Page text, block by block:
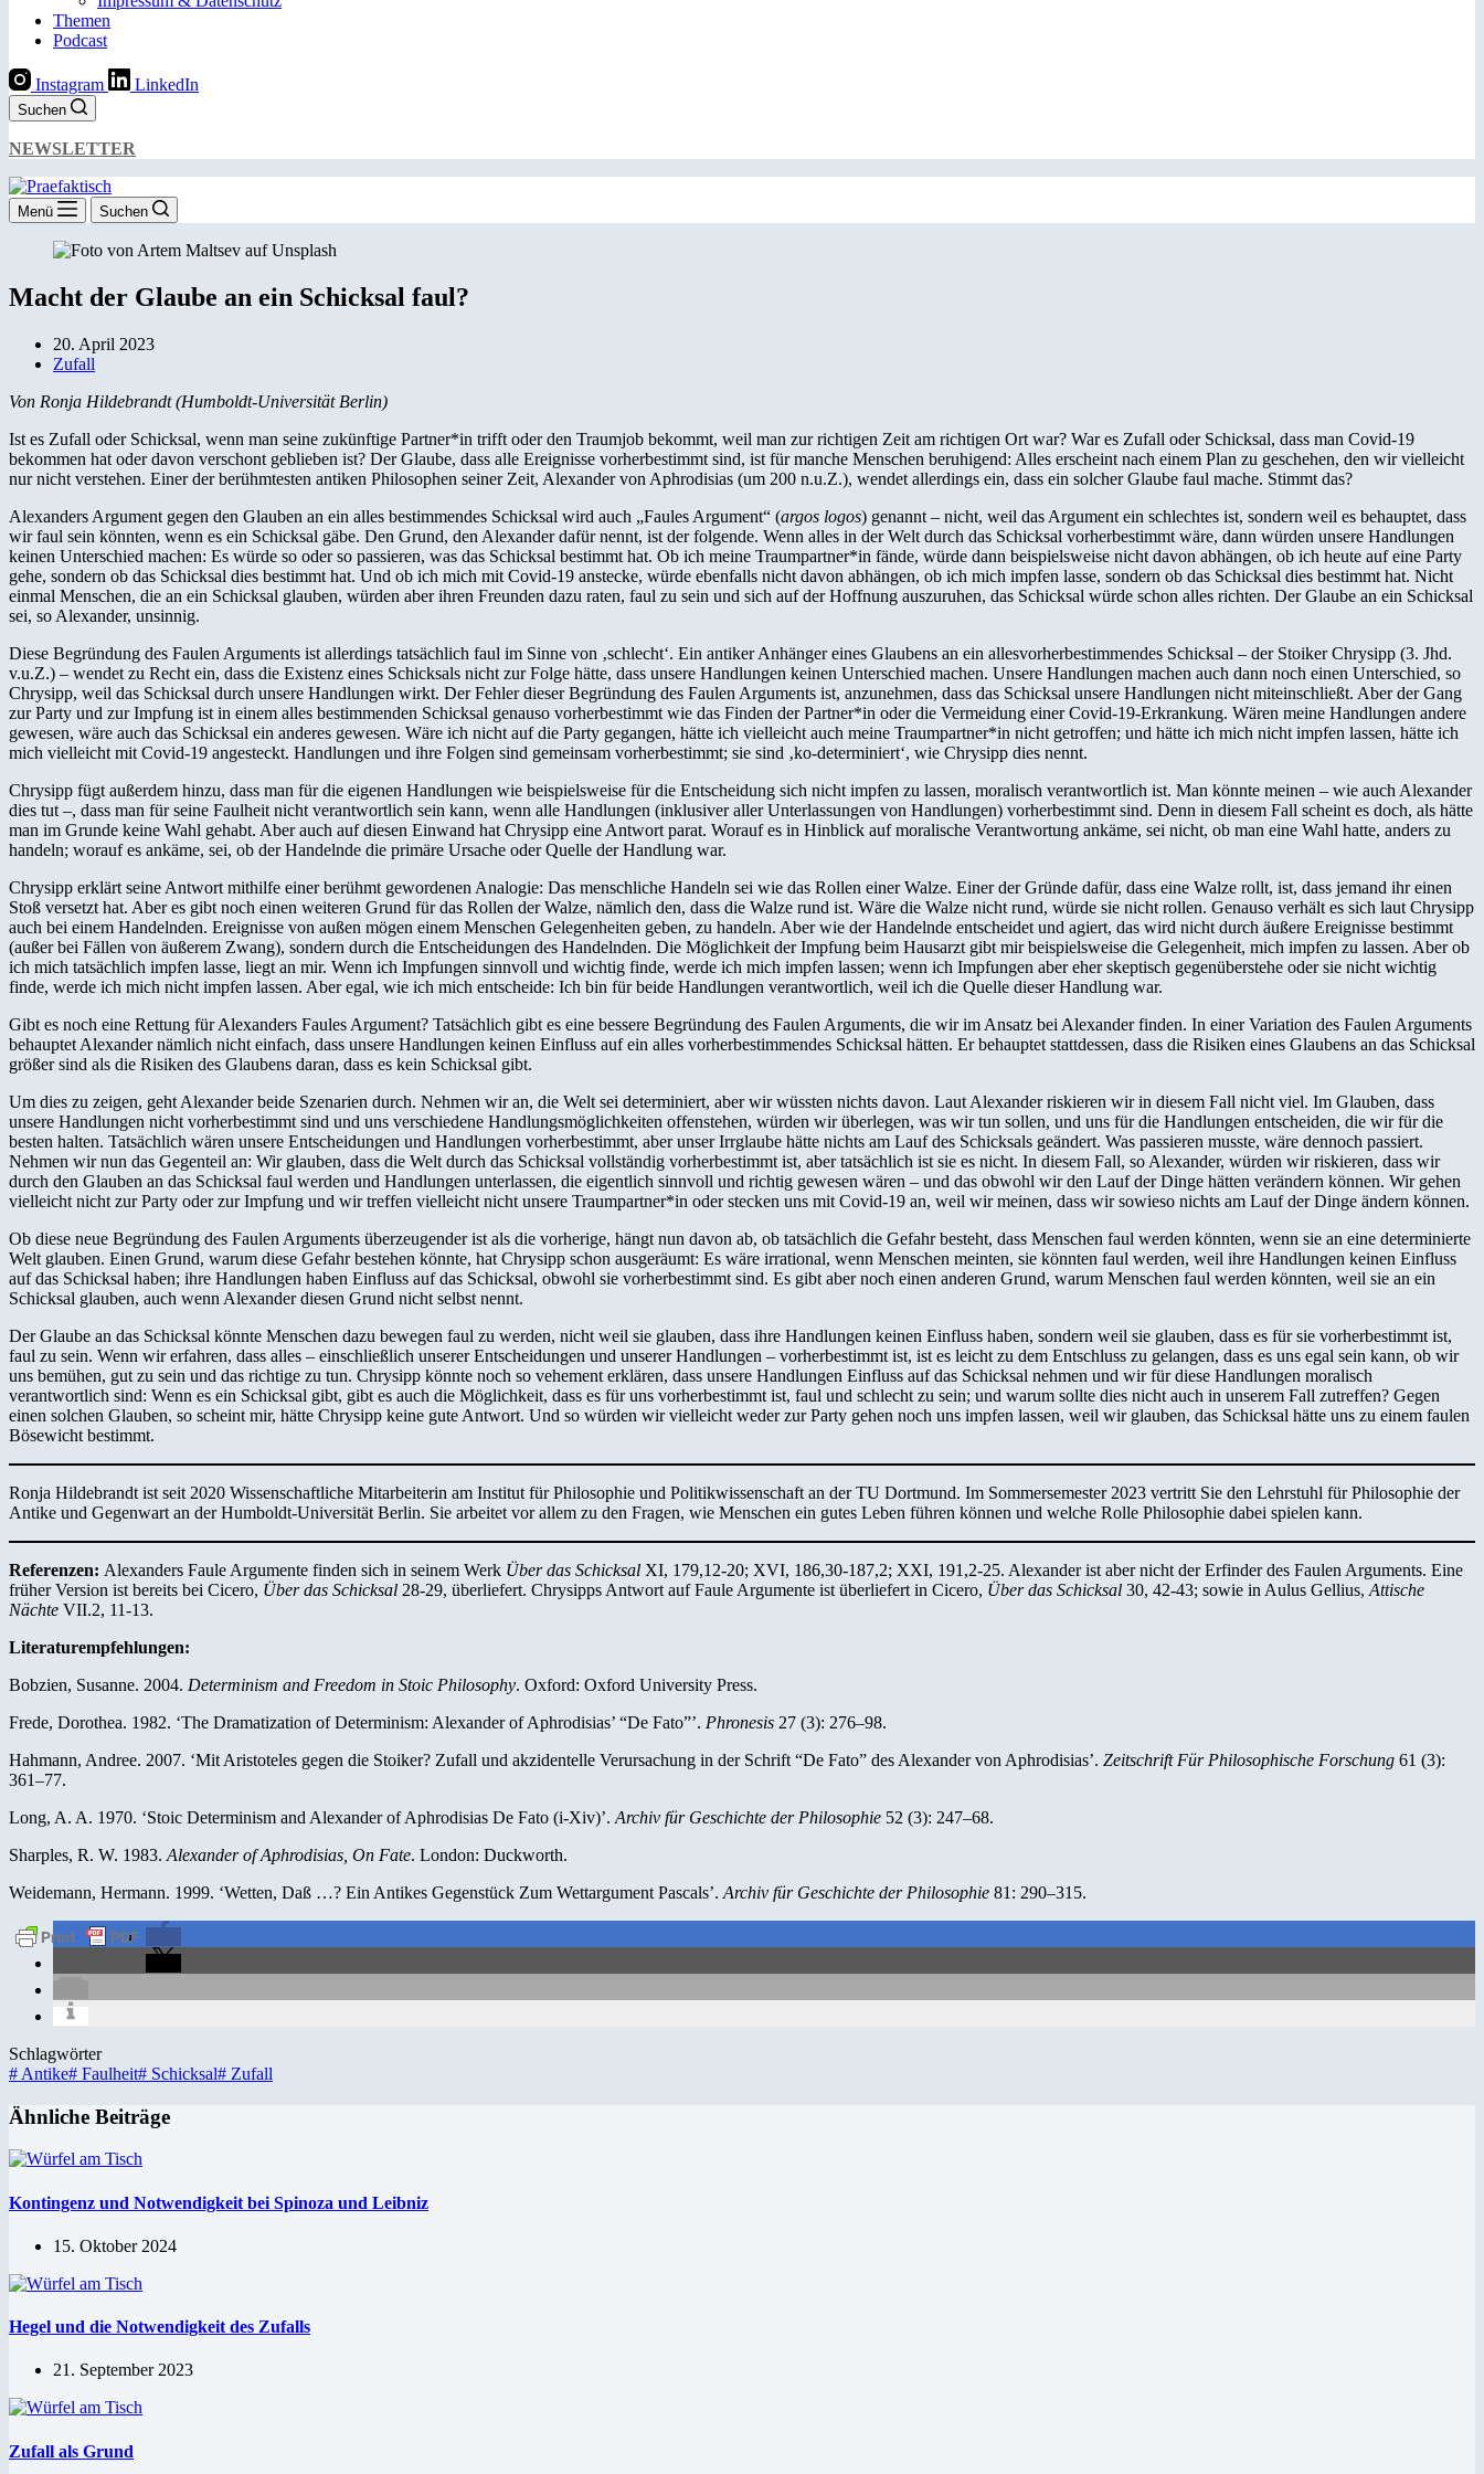
Themen
Podcast
Instagram LinkedIn
Suchen
NEWSLETTER
Menü Suchen
Macht der Glaube an ein Schicksal faul?
20. April 2023
Zufall
Von Ronja Hildebrandt (Humboldt-Universität Berlin)
Ist es Zufall oder Schicksal, wenn man seine zukünftige Partner*in trifft oder den Traumjob bekommt, weil man zur richtigen Zeit am richtigen Ort war? War es Zufall oder Schicksal, dass man Covid-19
bekommen hat oder davon verschont geblieben ist? Der Glaube, dass alle Ereignisse vorherbestimmt sind, ist für manche Menschen beruhigend: Alles erscheint nach einem Plan zu geschehen, den wir vielleicht
nur nicht verstehen. Einer der berühmtesten antiken Philosophen seiner Zeit, Alexander von Aphrodisias (um 200 n.u.Z.), wendet allerdings ein, dass ein solcher Glaube faul mache. Stimmt das?
Alexanders Argument gegen den Glauben an ein alles bestimmendes Schicksal wird auch „Faules Argument“ (argos logos) genannt – nicht, weil das Argument ein schlechtes ist, sondern weil es behauptet, dass
wir faul sein könnten, wenn es ein Schicksal gäbe. Den Grund, den Alexander dafür nennt, ist der folgende. Wenn alles in der Welt durch das Schicksal vorherbestimmt wäre, dann würden unsere Handlungen
keinen Unterschied machen: Es würde so oder so passieren, was das Schicksal bestimmt hat. Ob ich meine Traumpartner*in fände, würde dann beispielsweise nicht davon abhängen, ob ich heute auf eine Party
gehe, sondern ob das Schicksal dies bestimmt hat. Und ob ich mich mit Covid-19 anstecke, würde ebenfalls nicht davon abhängen, ob ich mich impfen lasse, sondern ob das Schicksal dies bestimmt hat. Nicht
einmal Menschen, die an ein Schicksal glauben, würden aber ihren Freunden dazu raten, faul zu sein und sich auf der Hoffnung auszuruhen, das Schicksal würde schon alles richten. Der Glaube an ein Schicksal
sei, so Alexander, unsinnig.
Diese Begründung des Faulen Arguments ist allerdings tatsächlich faul im Sinne von ‚schlecht‘. Ein antiker Anhänger eines Glaubens an ein allesvorherbestimmendes Schicksal – der Stoiker Chrysipp (3. Jhd.
v.u.Z.) – wendet zu Recht ein, dass die Existenz eines Schicksals nicht zur Folge hätte, dass unsere Handlungen keinen Unterschied machen. Unsere Handlungen machen auch dann noch einen Unterschied, so
Chrysipp, weil das Schicksal durch unsere Handlungen wirkt. Der Fehler dieser Begründung des Faulen Arguments ist, anzunehmen, dass das Schicksal unsere Handlungen nicht miteinschließt. Aber der Gang
zur Party und zur Impfung ist in einem alles bestimmenden Schicksal genauso vorherbestimmt wie das Finden der Partner*in oder die Vermeidung einer Covid-19-Erkrankung. Wären meine Handlungen andere
gewesen, wäre auch das Schicksal ein anderes gewesen. Wäre ich nicht auf die Party gegangen, hätte ich vielleicht auch meine Traumpartner*in nicht getroffen; und hätte ich mich nicht impfen lassen, hätte ich
mich vielleicht mit Covid-19 angesteckt. Handlungen und ihre Folgen sind gemeinsam vorherbestimmt; sie sind ‚ko-determiniert‘, wie Chrysipp dies nennt.
Chrysipp fügt außerdem hinzu, dass man für die eigenen Handlungen wie beispielsweise für die Entscheidung sich nicht impfen zu lassen, moralisch verantwortlich ist. Man könnte meinen – wie auch Alexander
dies tut –, dass man für seine Faulheit nicht verantwortlich sein kann, wenn alle Handlungen (inklusiver aller Unterlassungen von Handlungen) vorherbestimmt sind. Denn in diesem Fall scheint es doch, als hätte
man im Grunde keine Wahl gehabt. Aber auch auf diesen Einwand hat Chrysipp eine Antwort parat. Worauf es in Hinblick auf moralische Verantwortung ankäme, sei nicht, ob man eine Wahl hatte, anders zu
handeln; worauf es ankäme, sei, ob der Handelnde die primäre Ursache oder Quelle der Handlung war.
Chrysipp erklärt seine Antwort mithilfe einer berühmt gewordenen Analogie: Das menschliche Handeln sei wie das Rollen einer Walze. Einer der Gründe dafür, dass eine Walze rollt, ist, dass jemand ihr einen
Stoß versetzt hat. Aber es gibt noch einen weiteren Grund für das Rollen der Walze, nämlich den, dass die Walze rund ist. Wäre die Walze nicht rund, würde sie nicht rollen. Genauso verhält es sich laut Chrysipp
auch bei einem Handelnden. Ereignisse von außen mögen einem Menschen Gelegenheiten geben, zu handeln. Aber wie der Handelnde entscheidet und agiert, das wird nicht durch äußere Ereignisse bestimmt
(außer bei Fällen von äußerem Zwang), sondern durch die Entscheidungen des Handelnden. Die Möglichkeit der Impfung beim Hausarzt gibt mir beispielsweise die Gelegenheit, mich impfen zu lassen. Aber ob
ich mich tatsächlich impfen lasse, liegt an mir. Wenn ich Impfungen sinnvoll und wichtig finde, werde ich mich impfen lassen; wenn ich Impfungen aber eher skeptisch gegenüberstehe oder sie nicht wichtig
finde, werde ich mich nicht impfen lassen. Aber egal, wie ich mich entscheide: Ich bin für beide Handlungen verantwortlich, weil ich die Quelle dieser Handlung war.
Gibt es noch eine Rettung für Alexanders Faules Argument? Tatsächlich gibt es eine bessere Begründung des Faulen Arguments, die wir im Ansatz bei Alexander finden. In einer Variation des Faulen Arguments
behauptet Alexander nämlich nicht einfach, dass unsere Handlungen keinen Einfluss auf ein alles vorherbestimmendes Schicksal hätten. Er behauptet stattdessen, dass die Risiken eines Glaubens an das Schicksal
größer sind als die Risiken des Glaubens daran, dass es kein Schicksal gibt.
Um dies zu zeigen, geht Alexander beide Szenarien durch. Nehmen wir an, die Welt sei determiniert, aber wir wüssten nichts davon. Laut Alexander riskieren wir in diesem Fall nicht viel. Im Glauben, dass
unsere Handlungen nicht vorherbestimmt sind und uns verschiedene Handlungsmöglichkeiten offenstehen, würden wir überlegen, was wir tun sollen, und uns für die Handlungen entscheiden, die wir für die
besten halten. Tatsächlich wären unsere Entscheidungen und Handlungen vorherbestimmt, aber unser Irrglaube hätte nichts am Lauf des Schicksals geändert. Was passieren musste, wäre dennoch passiert.
Nehmen wir nun das Gegenteil an: Wir glauben, dass die Welt durch das Schicksal vollständig vorherbestimmt ist, aber tatsächlich ist sie es nicht. In diesem Fall, so Alexander, würden wir riskieren, dass wir
durch den Glauben an das Schicksal faul werden und Handlungen unterlassen, die eigentlich sinnvoll und richtig gewesen wären – und das obwohl wir den Lauf der Dinge hätten verändern können. Wir gehen
vielleicht nicht zur Party oder zur Impfung und wir treffen vielleicht nicht unsere Traumpartner*in oder stecken uns mit Covid-19 an, weil wir meinen, dass wir sowieso nichts am Lauf der Dinge ändern können.
Ob diese neue Begründung des Faulen Arguments überzeugender ist als die vorherige, hängt nun davon ab, ob tatsächlich die Gefahr besteht, dass Menschen faul werden könnten, wenn sie an eine determinierte
Welt glauben. Einen Grund, warum diese Gefahr bestehen könnte, hat Chrysipp schon ausgeräumt: Es wäre irrational, wenn Menschen meinten, sie könnten faul werden, weil ihre Handlungen keinen Einfluss
auf das Schicksal haben; ihre Handlungen haben Einfluss auf das Schicksal, obwohl sie vorherbestimmt sind. Es gibt aber noch einen anderen Grund, warum Menschen faul werden könnten, weil sie an ein
Schicksal glauben, auch wenn Alexander diesen Grund nicht selbst nennt.
Der Glaube an das Schicksal könnte Menschen dazu bewegen faul zu werden, nicht weil sie glauben, dass ihre Handlungen keinen Einfluss haben, sondern weil sie glauben, dass es für sie vorherbestimmt ist,
faul zu sein. Wenn wir erfahren, dass alles – einschließlich unserer Entscheidungen und unserer Handlungen – vorherbestimmt ist, ist es leicht zu dem Entschluss zu gelangen, dass es uns egal sein kann, ob wir
uns bemühen, gut zu sein und das richtige zu tun. Chrysipp könnte noch so vehement erklären, dass unsere Handlungen Einfluss auf das Schicksal nehmen und wir für diese Handlungen moralisch
verantwortlich sind: Wenn es ein Schicksal gibt, gibt es auch die Möglichkeit, dass es für uns vorherbestimmt ist, faul und schlecht zu sein; und warum sollte dies nicht auch in unserem Fall zutreffen? Gegen
einen solchen Glauben, so scheint mir, hätte Chrysipp keine gute Antwort. Und so würden wir vielleicht weder zur Party gehen noch uns impfen lassen, weil wir glauben, das Schicksal hätte uns zu einem faulen
Bösewicht bestimmt.
Ronja Hildebrandt ist seit 2020 Wissenschaftliche Mitarbeiterin am Institut für Philosophie und Politikwissenschaft an der TU Dortmund. Im Sommersemester 2023 vertritt Sie den Lehrstuhl für Philosophie der
Antike und Gegenwart an der Humboldt-Universität Berlin. Sie arbeitet vor allem zu den Fragen, wie Menschen ein gutes Leben führen können und welche Rolle Philosophie dabei spielen kann.
Referenzen: Alexanders Faule Argumente finden sich in seinem Werk Über das Schicksal XI, 179,12-20; XVI, 186,30-187,2; XXI, 191,2-25. Alexander ist aber nicht der Erfinder des Faulen Arguments. Eine
früher Version ist bereits bei Cicero, Über das Schicksal 28-29, überliefert. Chrysipps Antwort auf Faule Argumente ist überliefert in Cicero, Über das Schicksal 30, 42-43; sowie in Aulus Gellius, Attische
Nächte VII.2, 11-13.
Literaturempfehlungen:
Bobzien, Susanne. 2004. Determinism and Freedom in Stoic Philosophy. Oxford: Oxford University Press.
Frede, Dorothea. 1982. ‘The Dramatization of Determinism: Alexander of Aphrodisias’ “De Fato”’. Phronesis 27 (3): 276–98.
Hahmann, Andree. 2007. ‘Mit Aristoteles gegen die Stoiker? Zufall und akzidentelle Verursachung in der Schrift “De Fato” des Alexander von Aphrodisias’. Zeitschrift Für Philosophische Forschung 61 (3):
361–77.
Long, A. A. 1970. ‘Stoic Determinism and Alexander of Aphrodisias De Fato (i-Xiv)’. Archiv für Geschichte der Philosophie 52 (3): 247–68.
Sharples, R. W. 1983. Alexander of Aphrodisias, On Fate. London: Duckworth.
Weidemann, Hermann. 1999. ‘Wetten, Daß …? Ein Antikes Gegenstück Zum Wettargument Pascals’. Archiv für Geschichte der Philosophie 81: 290–315.
Schlagwörter
# Antike# Faulheit# Schicksal# Zufall
Ähnliche Beiträge
Kontingenz und Notwendigkeit bei Spinoza und Leibniz
15. Oktober 2024
Hegel und die Notwendigkeit des Zufalls
21. September 2023
Zufall als Grund